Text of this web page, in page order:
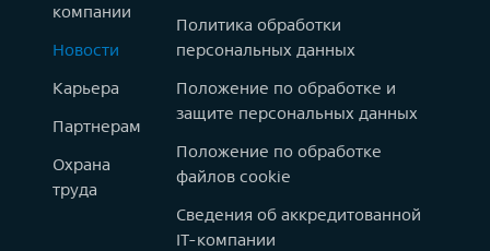
компании
Новости
Карьера
Партнерам
Охрана
труда
Политика обработки
персональных данных
Положение по обработке и
защите персональных данных
Положение по обработке
файлов cookie
Сведения об аккредитованной
IT-компании